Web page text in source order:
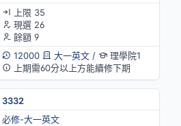
上限 35
現選 26
餘額 9
12000
大一英文/
理學院1
上期需60分以上方能續修下期
3332
必修-大一英文